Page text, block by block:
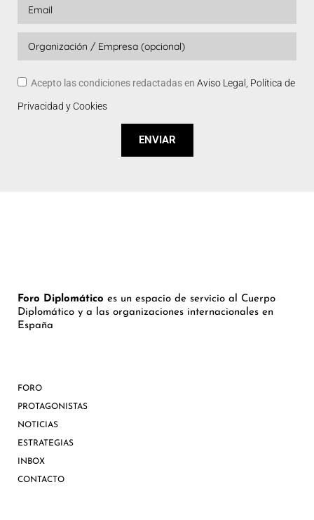
Acepto las condiciones redactadas en Aviso Legal, Política de
Privacidad y Cookies
ENVIAR
Foro Diplomático es un espacio de servicio al Cuerpo
Diplomático y a las organizaciones internacionales en
España
FORO
PROTAGONISTAS
NOTICIAS
ESTRATEGIAS
INBOX
CONTACTO